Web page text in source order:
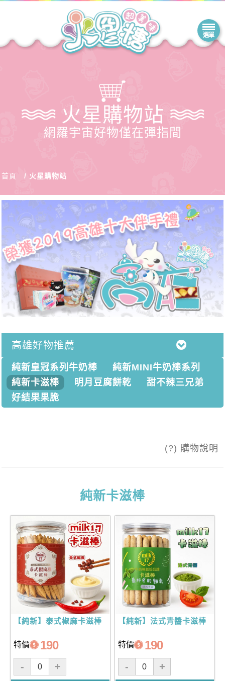
火星購物站
網羅宇宙好物僅在彈指間
首頁 火星購物站
高雄好物推薦
純新皇冠系列牛奶棒
純新MINI牛奶棒系列
純新卡滋棒
明月豆腐餅乾
甜不辣三兄弟
好結果果脆
(?) 購物說明
純新卡滋棒
【純新】泰式椒麻卡滋棒
特價 190
- +
【純新】法式青醬卡滋棒
特價 190
- +